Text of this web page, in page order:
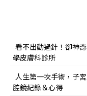
看不出動過針！卻神
學皮膚科診所
人生第一次手術，子
腔鏡紀錄＆心得